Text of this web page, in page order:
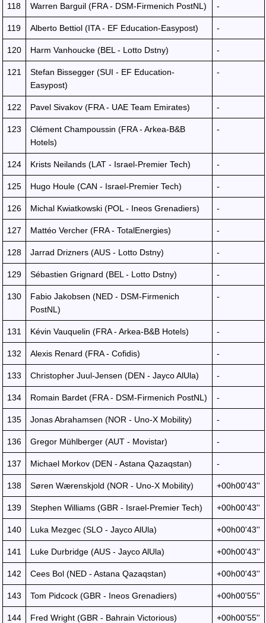
118 Warren Barguil (FRA - DSM-Firmenich PostNL) -
119 Alberto Bettiol (ITA - EF Education-Easypost) -
120 Harm Vanhoucke (BEL - Lotto Dstny) -
121
Stefan Bissegger (SUI - EF Education-
Easypost)
-
122 Pavel Sivakov (FRA - UAE Team Emirates) -
123
Clément Champoussin (FRA - Arkea-B&B
Hotels)
-
124 Krists Neilands (LAT - Israel-Premier Tech) -
125 Hugo Houle (CAN - Israel-Premier Tech) -
126 Michal Kwiatkowski (POL - Ineos Grenadiers) -
127 Mattéo Vercher (FRA - TotalEnergies) -
128 Jarrad Drizners (AUS - Lotto Dstny) -
129 Sébastien Grignard (BEL - Lotto Dstny) -
130
Fabio Jakobsen (NED - DSM-Firmenich
PostNL)
-
131 Kévin Vauquelin (FRA - Arkea-B&B Hotels) -
132 Alexis Renard (FRA - Cofidis) -
133 Christopher Juul-Jensen (DEN - Jayco AlUla) -
134 Romain Bardet (FRA - DSM-Firmenich PostNL) -
135 Jonas Abrahamsen (NOR - Uno-X Mobility) -
136 Gregor Mühlberger (AUT - Movistar) -
137 Michael Morkov (DEN - Astana Qazaqstan) -
138 Søren Wærenskjold (NOR - Uno-X Mobility) +00h00'43''
139 Stephen Williams (GBR - Israel-Premier Tech) +00h00'43''
140 Luka Mezgec (SLO - Jayco AlUla) +00h00'43''
141 Luke Durbridge (AUS - Jayco AlUla) +00h00'43''
142 Cees Bol (NED - Astana Qazaqstan) +00h00'43''
143 Tom Pidcock (GBR - Ineos Grenadiers) +00h00'55''
144 Fred Wright (GBR - Bahrain Victorious) +00h00'55''